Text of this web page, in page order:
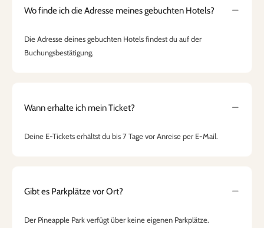
Wo finde ich die Adresse meines gebuchten Hotels?
Die Adresse deines gebuchten Hotels findest du auf der
Buchungsbestätigung.
Wann erhalte ich mein Ticket?
Deine E-Tickets erhältst du bis 7 Tage vor Anreise per E-Mail.
Gibt es Parkplätze vor Ort?
Der Pineapple Park verfügt über keine eigenen Parkplätze.